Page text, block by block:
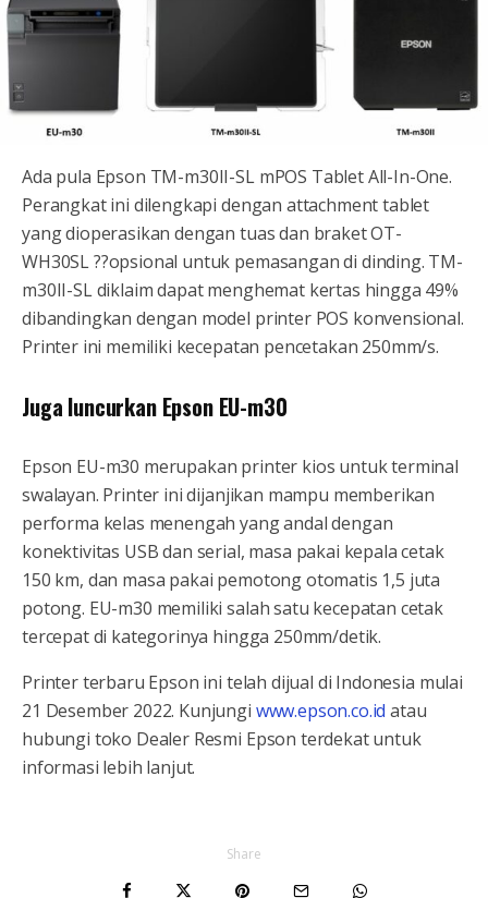
Ada pula Epson TM-m30II-SL mPOS Tablet All-In-One.
Perangkat ini dilengkapi dengan attachment tablet
yang dioperasikan dengan tuas dan braket OT-
WH30SL ??opsional untuk pemasangan di dinding. TM-
m30II-SL diklaim dapat menghemat kertas hingga 49%
dibandingkan dengan model printer POS konvensional.
Printer ini memiliki kecepatan pencetakan 250mm/s.
Juga luncurkan Epson EU-m30
Epson EU-m30 merupakan printer kios untuk terminal
swalayan. Printer ini dijanjikan mampu memberikan
performa kelas menengah yang andal dengan
konektivitas USB dan serial, masa pakai kepala cetak
150 km, dan masa pakai pemotong otomatis 1,5 juta
potong. EU-m30 memiliki salah satu kecepatan cetak
tercepat di kategorinya hingga 250mm/detik.
Printer terbaru Epson ini telah dijual di Indonesia mulai
21 Desember 2022. Kunjungi www.epson.co.id atau
hubungi toko Dealer Resmi Epson terdekat untuk
informasi lebih lanjut.
Share